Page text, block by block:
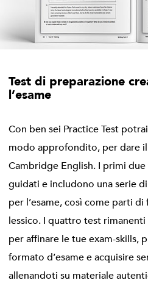
Test di preparazione
l’esame
Con ben sei Practice Test
modo approfondito, per dare
Cambridge English. I primi
guidati e includono una serie
per l’esame, così come parti
lessico. I quattro test
per affinare le tue exam-skills,
formato d’esame e acquisire
allenandoti su materiale